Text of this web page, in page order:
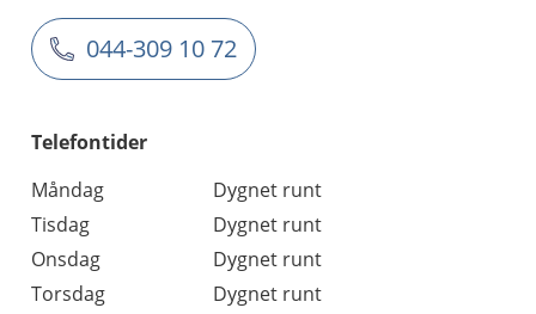
044-309 10 72
Telefontider
Måndag
Dygnet runt
Tisdag
Dygnet runt
Onsdag
Dygnet runt
Torsdag
Dygnet runt